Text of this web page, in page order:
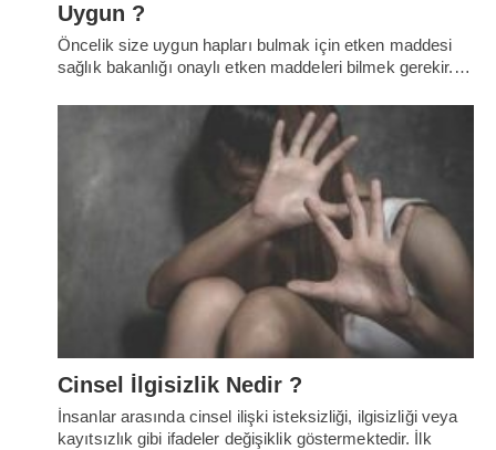
Uygun ?
Öncelik size uygun hapları bulmak için etken maddesi
sağlık bakanlığı onaylı etken maddeleri bilmek gerekir.…
Cinsel İlgisizlik Nedir ?
İnsanlar arasında cinsel ilişki isteksizliği, ilgisizliği veya
kayıtsızlık gibi ifadeler değişiklik göstermektedir. İlk